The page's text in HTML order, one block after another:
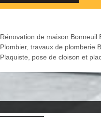
Rénovation de maison Bonneuil
Plombier, travaux de plomberie
Plaquiste, pose de cloison et